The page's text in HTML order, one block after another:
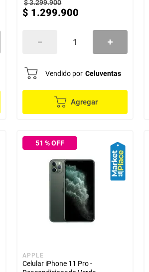
$3.299.900
$ 1.299.900
Vendido por Celuventas
Agregar
51 % OFF
APPLE
Celular iPhone 11 Pro -